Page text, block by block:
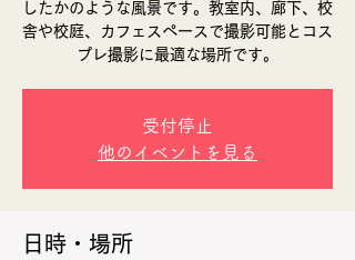
したかのような風景です。教室内、廊下、校
舎や校庭、カフェスペースで撮影可能とコス
プレ撮影に最適な場所です。
受付停止
他のイベントを見る
日時・場所